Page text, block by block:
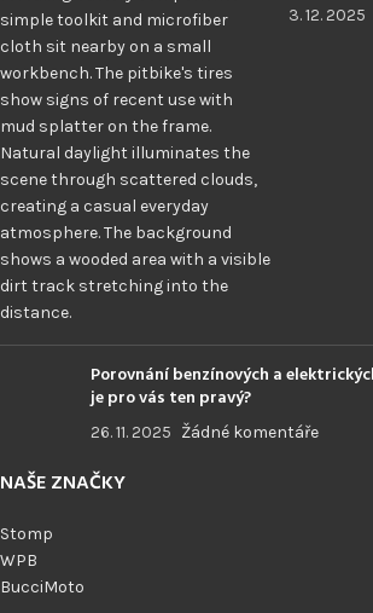
3. 12. 2025
Porovnání benzínových a
je pro vás ten pravý?
26. 11. 2025 Žádné komentáře
NAŠE ZNAČKY
Stomp
WPB
BucciMoto